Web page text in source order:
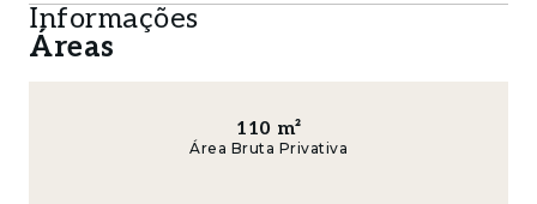
acessos. Encontra-se a cerca de 10 minutos da
Praia da Aberta Nova, 15 minutos de Melides,
20 minutos da Comporta e das praias do
próximo de alguns dos mais prestigiados
Informações
Áreas
110 m²
Área Bruta Privativa